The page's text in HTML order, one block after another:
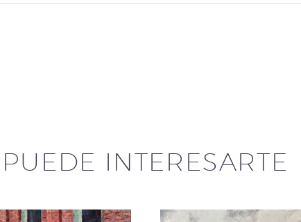
PUEDE INTERESARTE